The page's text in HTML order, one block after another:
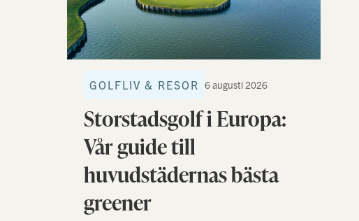
GOLFLIV & RESOR 6 augusti 2026
Storstadsgolf i Europa:
Vår guide till
huvudstädernas bästa
greener